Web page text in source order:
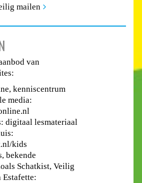
mailen
van
kenniscentrum
media:
digitaal lesmateriaal
kids
bekende
Schatkist, Veilig
Estafette: